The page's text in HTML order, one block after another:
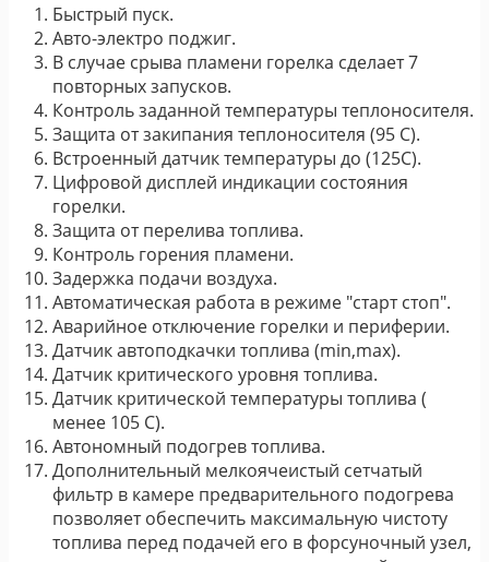
Быстрый пуск.
Авто-электро поджиг.
В случае срыва пламени горелка сделает 7
повторных запусков.
Контроль заданной температуры теплоносителя.
Защита от закипания теплоносителя (95 С).
Встроенный датчик температуры до (125С).
Цифровой дисплей индикации состояния
горелки.
Защита от перелива топлива.
Контроль горения пламени.
Задержка подачи воздуха.
Автоматическая работа в режиме "старт стоп".
Аварийное отключение горелки и периферии.
Датчик автоподкачки топлива (min,max).
Датчик критического уровня топлива.
Датчик критической температуры топлива (
менее 105 С).
Автономный подогрев топлива.
Дополнительный мелкоячеистый сетчатый
фильтр в камере предварительного подогрева
позволяет обеспечить максимальную чистоту
топлива перед подачей его в форсуночный узел,